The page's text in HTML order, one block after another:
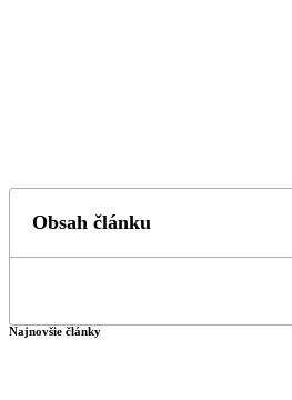
Obsah článku
Najnovšie články